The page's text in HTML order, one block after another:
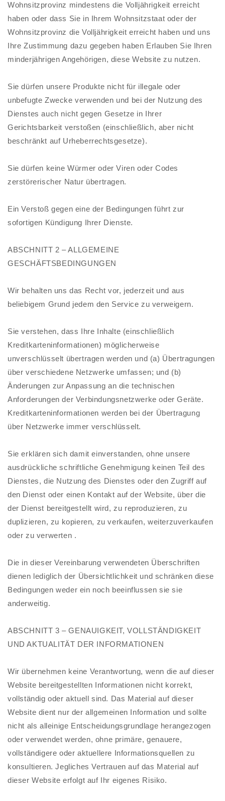
Wohnsitzprovinz mindestens die Volljährigkeit erreicht
haben oder dass Sie in Ihrem Wohnsitzstaat oder der
Wohnsitzprovinz die Volljährigkeit erreicht haben und uns
Ihre Zustimmung dazu gegeben haben Erlauben Sie Ihren
minderjährigen Angehörigen, diese Website zu nutzen.
Sie dürfen unsere Produkte nicht für illegale oder
unbefugte Zwecke verwenden und bei der Nutzung des
Dienstes auch nicht gegen Gesetze in Ihrer
Gerichtsbarkeit verstoßen (einschließlich, aber nicht
beschränkt auf Urheberrechtsgesetze).
Sie dürfen keine Würmer oder Viren oder Codes
zerstörerischer Natur übertragen.
Ein Verstoß gegen eine der Bedingungen führt zur
sofortigen Kündigung Ihrer Dienste.
ABSCHNITT 2 – ALLGEMEINE
GESCHÄFTSBEDINGUNGEN
Wir behalten uns das Recht vor, jederzeit und aus
beliebigem Grund jedem den Service zu verweigern.
Sie verstehen, dass Ihre Inhalte (einschließlich
Kreditkarteninformationen) möglicherweise
unverschlüsselt übertragen werden und (a) Übertragungen
über verschiedene Netzwerke umfassen; und (b)
Änderungen zur Anpassung an die technischen
Anforderungen der Verbindungsnetzwerke oder Geräte.
Kreditkarteninformationen werden bei der Übertragung
über Netzwerke immer verschlüsselt.
Sie erklären sich damit einverstanden, ohne unsere
ausdrückliche schriftliche Genehmigung keinen Teil des
Dienstes, die Nutzung des Dienstes oder den Zugriff auf
den Dienst oder einen Kontakt auf der Website, über die
der Dienst bereitgestellt wird, zu reproduzieren, zu
duplizieren, zu kopieren, zu verkaufen, weiterzuverkaufen
oder zu verwerten .
Die in dieser Vereinbarung verwendeten Überschriften
dienen lediglich der Übersichtlichkeit und schränken diese
Bedingungen weder ein noch beeinflussen sie sie
anderweitig.
ABSCHNITT 3 – GENAUIGKEIT, VOLLSTÄNDIGKEIT
UND AKTUALITÄT DER INFORMATIONEN
Wir übernehmen keine Verantwortung, wenn die auf dieser
Website bereitgestellten Informationen nicht korrekt,
vollständig oder aktuell sind. Das Material auf dieser
Website dient nur der allgemeinen Information und sollte
nicht als alleinige Entscheidungsgrundlage herangezogen
oder verwendet werden, ohne primäre, genauere,
vollständigere oder aktuellere Informationsquellen zu
konsultieren. Jegliches Vertrauen auf das Material auf
dieser Website erfolgt auf Ihr eigenes Risiko.